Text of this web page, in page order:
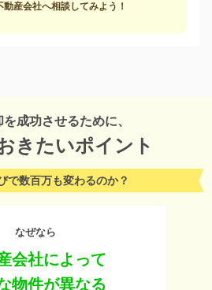
動産会社へ相談してみよう！
成功させるために、
きたいポイント
で数百万も変わるのか？
なぜなら
会社によって
物件が異なる